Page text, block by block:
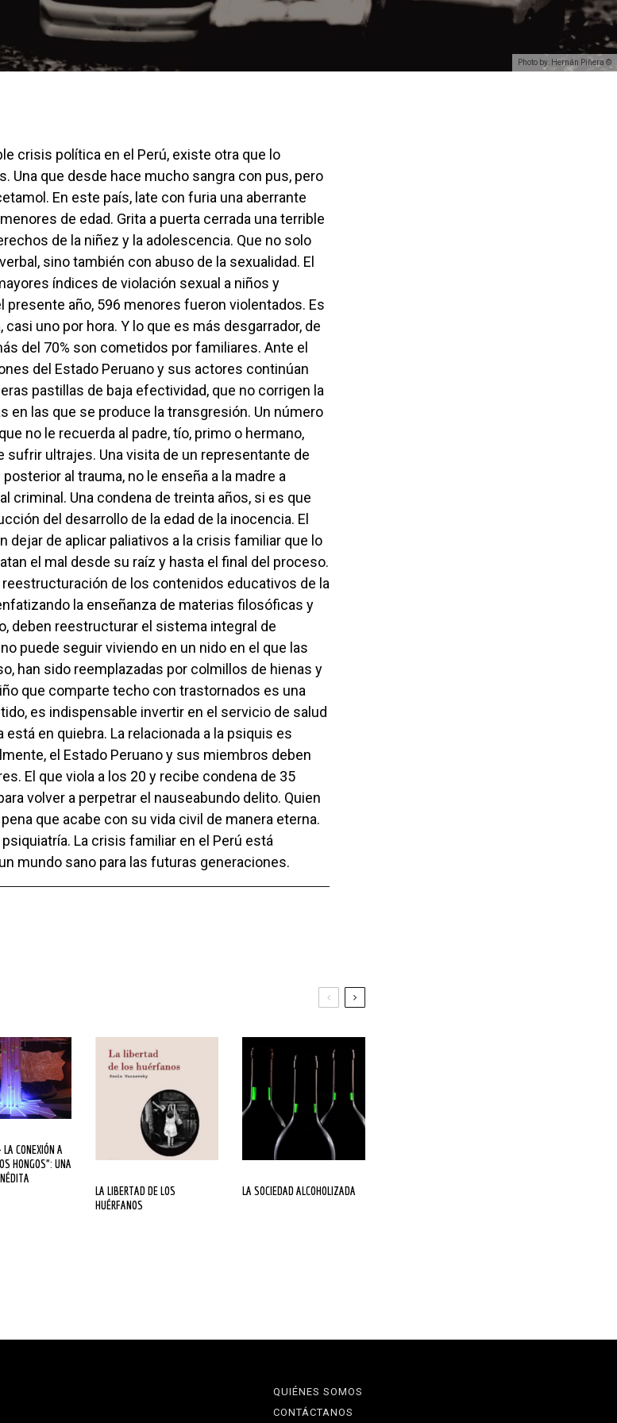
Photo by: Hernán Piñera ©
Una que desde hace mucho sangra con pus, pero
En este país, late con furia una aberrante
de edad. Grita a puerta cerrada una terrible
de la niñez y la adolescencia. Que no solo
sino también con abuso de la sexualidad. El
índices de violación sexual a niños y
presente año, 596 menores fueron violentados. Es
uno por hora. Y lo que es más desgarrador, de
del 70% son cometidos por familiares. Ante el
del Estado Peruano y sus actores continúan
pastillas de baja efectividad, que no corrigen la
en las que se produce la transgresión. Un número
no le recuerda al padre, tío, primo o hermano,
sufrir ultrajes. Una visita de un representante de
al trauma, no le enseña a la madre a
criminal. Una condena de treinta años, si es que
del desarrollo de la edad de la inocencia. El
dejar de aplicar paliativos a la crisis familiar que lo
el mal desde su raíz y hasta el final del proceso.
de los contenidos educativos de la
la enseñanza de materias filosóficas y
deben reestructurar el sistema integral de
puede seguir viviendo en un nido en el que las
han sido reemplazadas por colmillos de hienas y
que comparte techo con trastornados es una
es indispensable invertir en el servicio de salud
en quiebra. La relacionada a la psiquis es
el Estado Peruano y sus miembros deben
El que viola a los 20 y recibe condena de 35
volver a perpetrar el nauseabundo delito. Quien
que acabe con su vida civil de manera eterna.
La crisis familiar en el Perú está
mundo sano para las futuras generaciones.
HONGOS”: UNA
LA LIBERTAD DE LOS
HUÉRFANOS
LA SOCIEDAD ALCOHOLIZADA
QUIÉNES SOMOS
CONTÁCTANOS